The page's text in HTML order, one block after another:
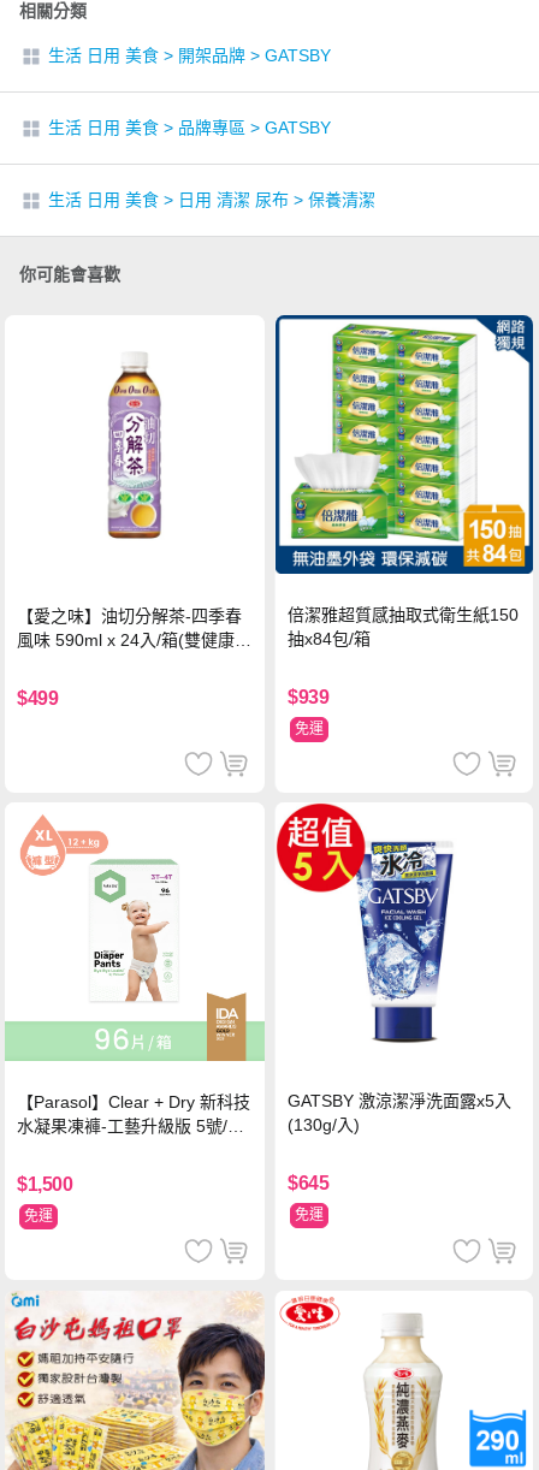
相關分類
生活 日用 美食 > 開架品牌 > GATSBY
生活 日用 美食 > 品牌專區 > GATSBY
生活 日用 美食 > 日用 清潔 尿布 > 保養清潔
你可能會喜歡
【愛之味】油切分解茶-四季春
風味 590ml x 24入/箱(雙健康認
$499
倍潔雅超質感抽取式衛生紙150
抽x84包/箱
$939
免運
【Parasol】Clear + Dry 新科技
水凝果凍褲-工藝升級版 5號/XL
$1,500
免運
GATSBY 激涼潔淨洗面露x5入
(130g/入)
$645
免運